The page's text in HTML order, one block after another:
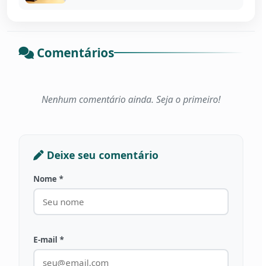
Comentários
Nenhum comentário ainda. Seja o primeiro!
Deixe seu comentário
Nome *
E-mail *